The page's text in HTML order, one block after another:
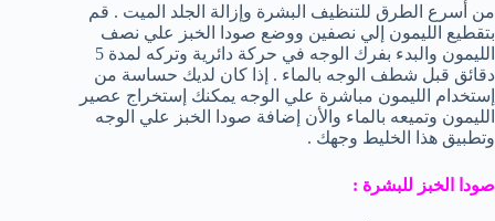
من أسرع الطرق للتنظيف البشرة وإزالة الجلد الميت . قم
بتقطيع الليمون إلي نصفين ووضع صودا الخبز علي نصف
الليمون والبدء بفرك الوجه في حركة دائرية وتركه لمدة 5
دقائق قبل شطف الوجه بالماء . إذا كان لديك حساسة من
إستخدام الليمون مباشرة علي الوجه يمكنك إستخراج عصير
الليمون وتميعه بالماء والأن إضافة صودا الخبز علي الوجه
وتطبيق هذا الخليط وجهك .
صودا الخبز للبشرة :